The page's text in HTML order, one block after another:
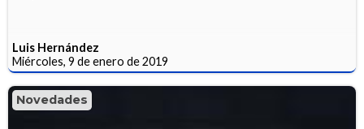
Luis Hernández
Miércoles, 9 de enero de 2019
Novedades